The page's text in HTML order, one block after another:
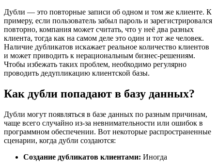
Дубли — это повторные записи об одном и том же клиенте. К
примеру, если пользователь забыл пароль и зарегистрировался
повторно, компания может считать, что у неё два разных
клиента, тогда как на самом деле это один и тот же человек.
Наличие дубликатов искажает реальное количество клиентов
и может приводить к нерациональным бизнес-решениям.
Чтобы избежать таких проблем, необходимо регулярно
проводить дедупликацию клиентской базы.
Как дубли попадают в базу данных?
Дубли могут появляться в базе данных по разным причинам,
чаще всего случайно из-за невнимательности или ошибок в
программном обеспечении. Вот некоторые распространенные
сценарии, когда дубли создаются:
Создание дубликатов клиентами: Иногда